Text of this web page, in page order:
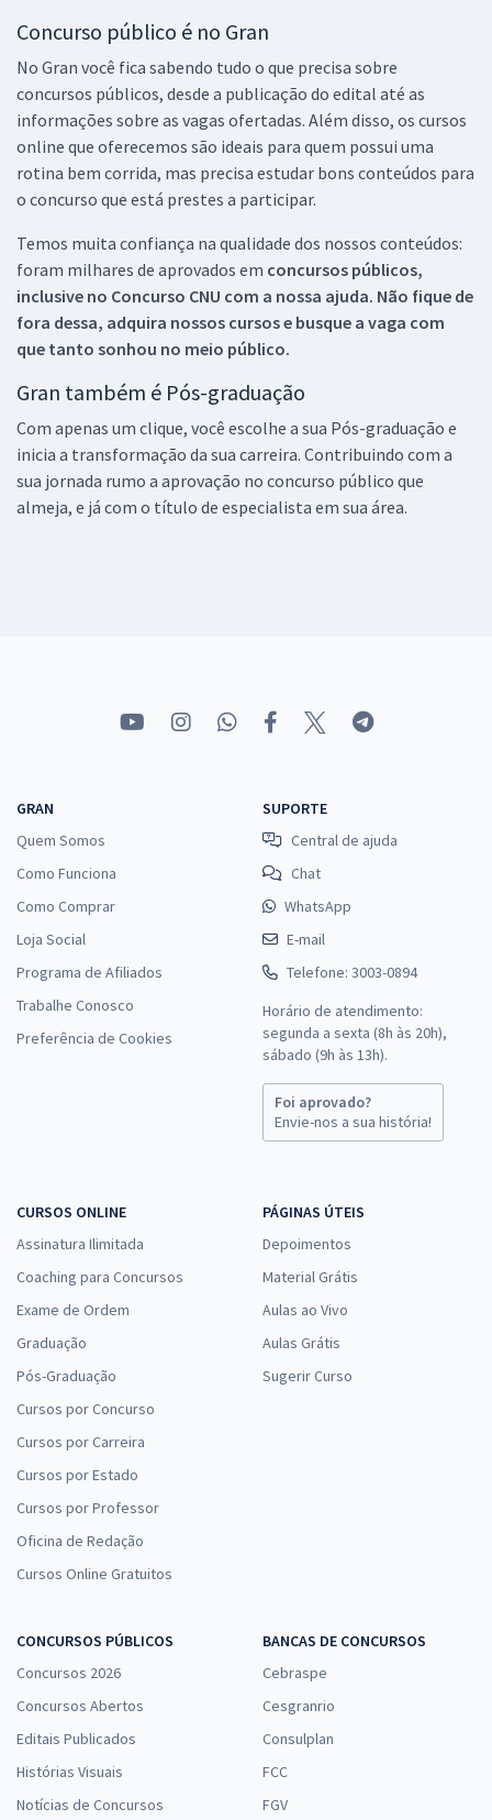
Concurso público é no Gran
No Gran você fica sabendo tudo o que precisa sobre
concursos públicos, desde a publicação do edital até as
informações sobre as vagas ofertadas. Além disso, os cursos
online que oferecemos são ideais para quem possui uma
rotina bem corrida, mas precisa estudar bons conteúdos para
o concurso que está prestes a participar.
Temos muita confiança na qualidade dos nossos conteúdos:
foram milhares de aprovados em concursos públicos,
inclusive no Concurso CNU com a nossa ajuda. Não fique de
fora dessa, adquira nossos cursos e busque a vaga com
que tanto sonhou no meio público.
Gran também é Pós-graduação
Com apenas um clique, você escolhe a sua Pós-graduação e
inicia a transformação da sua carreira. Contribuindo com a
sua jornada rumo a aprovação no concurso público que
almeja, e já com o título de especialista em sua área.
GRAN
Quem Somos
Como Funciona
Como Comprar
Loja Social
Programa de Afiliados
Trabalhe Conosco
Preferência de Cookies
SUPORTE
Central de ajuda
Chat
WhatsApp
E-mail
Telefone: 3003-0894
Horário de atendimento:
segunda a sexta (8h às 20h),
sábado (9h às 13h).
Foi aprovado?
Envie-nos a sua história!
CURSOS ONLINE
Assinatura Ilimitada
Coaching para Concursos
Exame de Ordem
Graduação
Pós-Graduação
Cursos por Concurso
Cursos por Carreira
Cursos por Estado
Cursos por Professor
Oficina de Redação
Cursos Online Gratuitos
PÁGINAS ÚTEIS
Depoimentos
Material Grátis
Aulas ao Vivo
Aulas Grátis
Sugerir Curso
CONCURSOS PÚBLICOS
Concursos 2026
Concursos Abertos
Editais Publicados
Histórias Visuais
Notícias de Concursos
BANCAS DE CONCURSOS
Cebraspe
Cesgranrio
Consulplan
FCC
FGV